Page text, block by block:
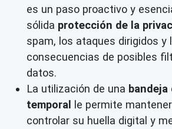
es un paso proactivo y
sólida protección de la
spam, los ataques dirigidos y
consecuencias de posibles
datos.
La utilización de una bandeja
temporal le permite
controlar su huella digital y